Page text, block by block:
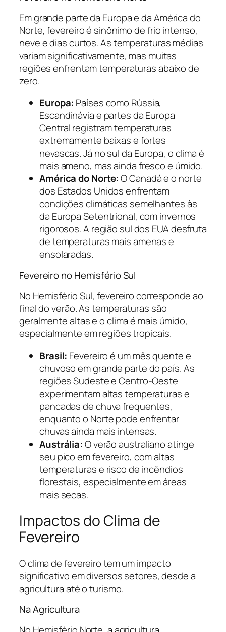
Em grande parte da Europa e da América do
Norte, fevereiro é sinônimo de frio intenso,
neve e dias curtos. As temperaturas médias
variam significativamente, mas muitas
regiões enfrentam temperaturas abaixo de
zero.
Europa: Países como Rússia,
Escandinávia e partes da Europa
Central registram temperaturas
extremamente baixas e fortes
nevascas. Já no sul da Europa, o clima é
mais ameno, mas ainda fresco e úmido.
América do Norte:O Canadá e o norte
dos Estados Unidos enfrentam
condições climáticas semelhantes às
da Europa Setentrional, com invernos
rigorosos. A região sul dos EUA desfruta
de temperaturas mais amenas e
ensolaradas.
Fevereiro no Hemisfério Sul
No Hemisfério Sul, fevereiro corresponde ao
final do verão. As temperaturas são
geralmente altas e o clima é mais úmido,
especialmente em regiões tropicais.
Brasil: Fevereiro é um mês quente e
chuvoso em grande parte do país. As
regiões Sudeste e Centro-Oeste
experimentam altas temperaturas e
pancadas de chuva frequentes,
enquanto o Norte pode enfrentar
chuvas ainda mais intensas.
Austrália:O verão australiano atinge
seu pico em fevereiro, com altas
temperaturas e risco de incêndios
florestais, especialmente em áreas
mais secas.
Impactos do Clima de
Fevereiro
O clima de fevereiro tem um impacto
significativo em diversos setores, desde a
agricultura até o turismo.
Na Agricultura